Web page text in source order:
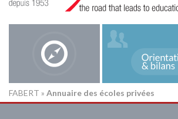
FABERT » Annuaire des écoles privées